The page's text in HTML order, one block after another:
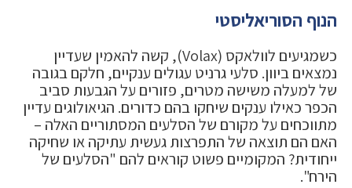
הנוף הסוריאליסטי
כשמגיעים לוולאקס (Volax), קשה להאמין שעדיין
נמצאים ביוון. סלעי גרניט עגולים ענקיים, חלקם בגובה
של למעלה משישה מטרים, פזורים על הגבעות סביב
הכפר כאילו ענקים שיחקו בהם כדורים. הגיאולוגים עדיין
מתווכחים על מקורם של הסלעים המסתוריים האלה –
האם הם תוצאה של התפרצות געשית עתיקה או שחיקה
ייחודית? המקומיים פשוט קוראים להם "הסלעים של
הירח".